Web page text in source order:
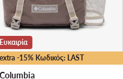
extra -15% Κωδικός: LAST
Ευκαιρία
Columbia